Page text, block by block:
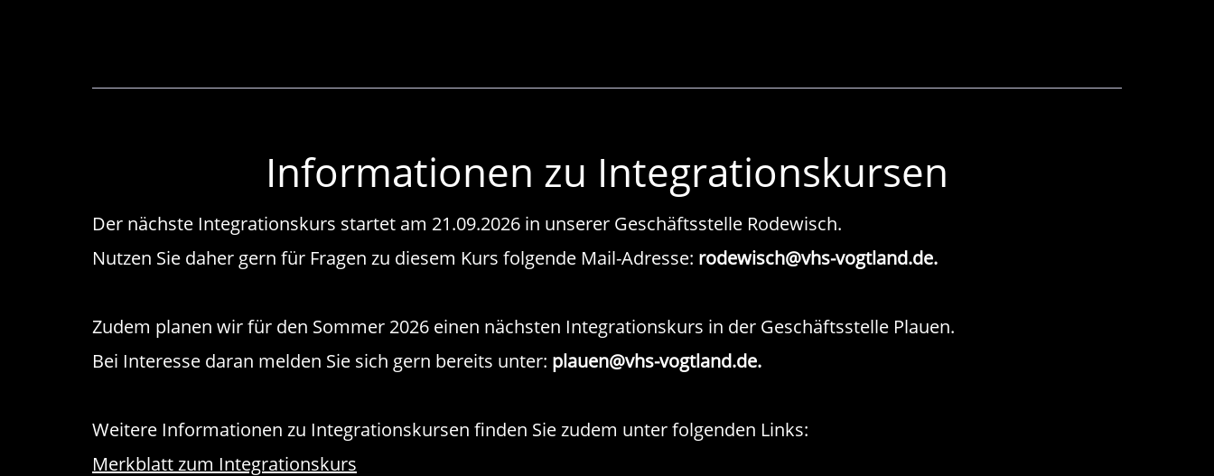
Informationen zu Integrationskursen
Der nächste Integrationskurs startet am 21.09.2026 in unserer Geschäftsstelle Rodewisch.
Nutzen Sie daher gern für Fragen zu diesem Kurs folgende Mail-Adresse: rodewisch@vhs-vogtland.de.
Zudem planen wir für den Sommer 2026 einen nächsten Integrationskurs in der Geschäftsstelle Plauen.
Bei Interesse daran melden Sie sich gern bereits unter: plauen@vhs-vogtland.de.
Weitere Informationen zu Integrationskursen finden Sie zudem unter folgenden Links:
Merkblatt zum Integrationskurs